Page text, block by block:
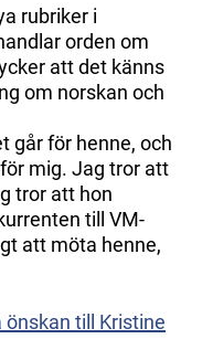
rubriker i
orden om
att det känns
om norskan och
går för henne, och
mig. Jag tror att
tror att hon
till VM-
att möta henne,
önskan till Kristine